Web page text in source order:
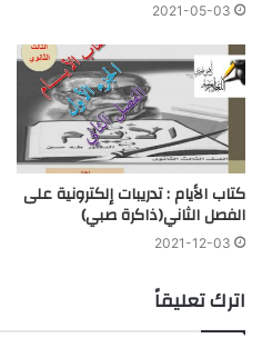
2021-05-03
كتاب الأيام : تدريبات إلكترونية على
الفصل الثاني(ذاكرة صبي)
2021-12-03
اترك تعليقاً